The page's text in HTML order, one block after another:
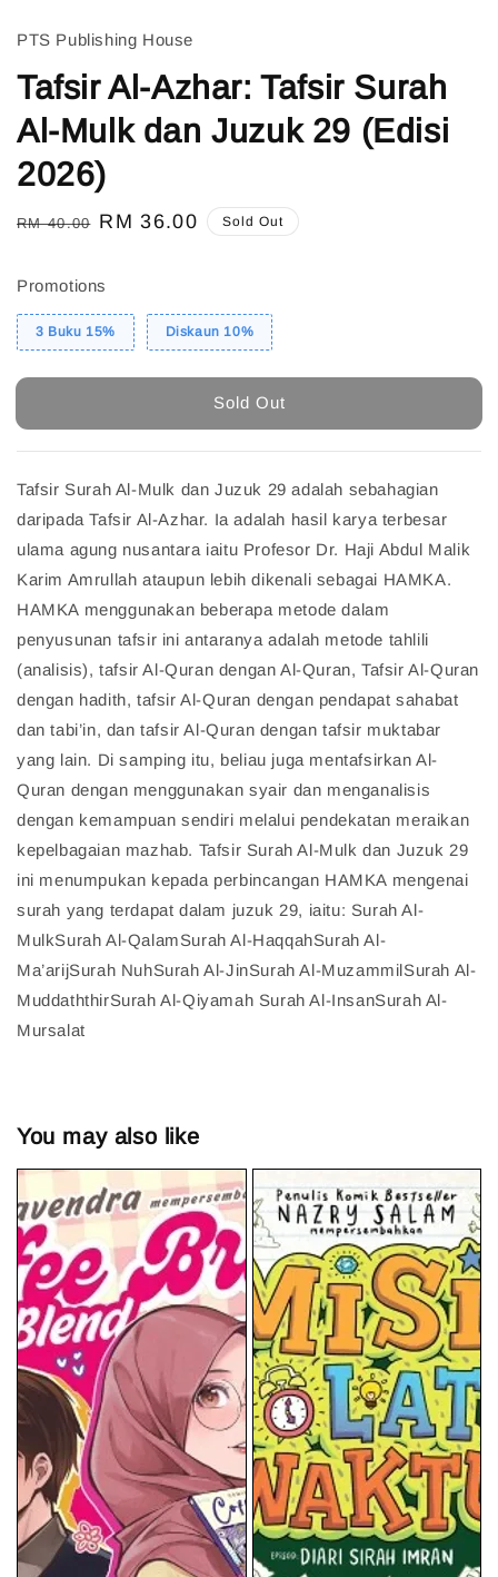
PTS Publishing House
Tafsir Al-Azhar: Tafsir Surah
Al-Mulk dan Juzuk 29 (Edisi
2026)
Regular
RM 40.00 Sale
RM 36.00 Sold Out
Promotions
3 Buku 15% Diskaun 10%
Sold Out
Tafsir Surah Al-Mulk dan Juzuk 29 adalah sebahagian
daripada Tafsir Al-Azhar. Ia adalah hasil karya terbesar
ulama agung nusantara iaitu Profesor Dr. Haji Abdul Malik
Karim Amrullah ataupun lebih dikenali sebagai HAMKA.
HAMKA menggunakan beberapa metode dalam
penyusunan tafsir ini antaranya adalah metode tahlili
(analisis), tafsir Al-Quran dengan Al-Quran, Tafsir Al-Quran
dengan hadith, tafsir Al-Quran dengan pendapat sahabat
dan tabi’in, dan tafsir Al-Quran dengan tafsir muktabar
yang lain. Di samping itu, beliau juga mentafsirkan Al-
Quran dengan menggunakan syair dan menganalisis
dengan kemampuan sendiri melalui pendekatan meraikan
kepelbagaian mazhab. Tafsir Surah Al-Mulk dan Juzuk 29
ini menumpukan kepada perbincangan HAMKA mengenai
surah yang terdapat dalam juzuk 29, iaitu: Surah Al-
MulkSurah Al-QalamSurah Al-HaqqahSurah Al-
Ma’arijSurah NuhSurah Al-JinSurah Al-MuzammilSurah Al-
MuddaththirSurah Al-Qiyamah Surah Al-InsanSurah Al-
Mursalat
You may also like